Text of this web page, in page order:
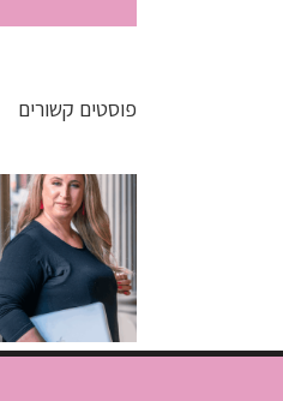
פוסטים קשורים
פחות
לקוחות, יותר
עוצמה:
הזדמנות